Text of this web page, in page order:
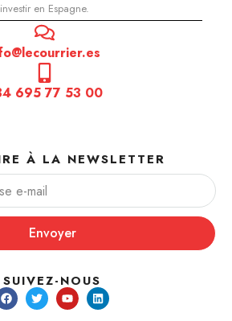
investir en Espagne.
695 77 53 00
À LA NEWSLETTER
Envoyer
SUIVEZ-NOUS